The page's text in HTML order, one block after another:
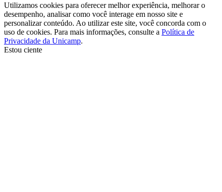
Utilizamos cookies para oferecer melhor experiência, melhorar o
desempenho, analisar como você interage em nosso site e
personalizar conteúdo. Ao utilizar este site, você concorda com o
uso de cookies. Para mais informações, consulte a Política de
Privacidade da Unicamp.
Estou ciente